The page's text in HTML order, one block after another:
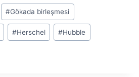
#Gökada birleşmesi
#Herschel #Hubble